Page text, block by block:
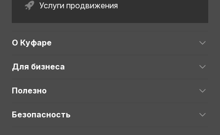
Услуги продвижения
О Куфаре
Для бизнеса
Полезно
Безопасность